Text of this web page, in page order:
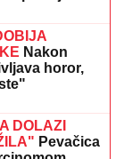
želju"